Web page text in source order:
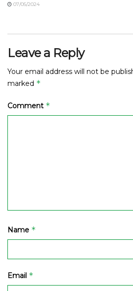
07/05/2024
Leave a Reply
Your email address will not be
marked *
Comment *
Name *
Email *